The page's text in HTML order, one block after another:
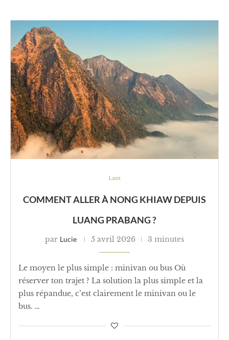
Laos
COMMENT ALLER À NONG KHIAW DEPUIS
LUANG PRABANG ?
par Lucie 5 avril 2026 3 minutes
Le moyen le plus simple : minivan ou bus Où
réserver ton trajet ? La solution la plus simple et la
plus répandue, c’est clairement le minivan ou le
bus. …